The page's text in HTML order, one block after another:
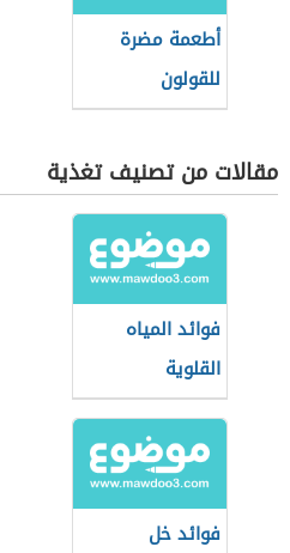
أطعمة مضرة
للقولون
مقالات من تصنيف تغذية
فوائد المياه
القلوية
فوائد خل